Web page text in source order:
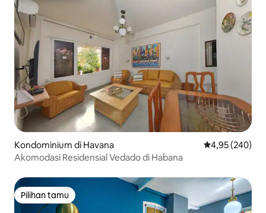
Kondominium di Havana Nilai rata-rata
4,95 (240)
Akomodasi Residensial Vedado di Habana
Pilihan tamu
Pilihan tamu